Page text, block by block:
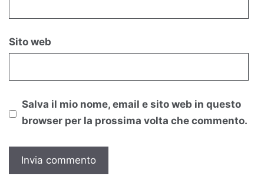
Sito web
Salva il mio nome, email e sito web in questo
browser per la prossima volta che commento.